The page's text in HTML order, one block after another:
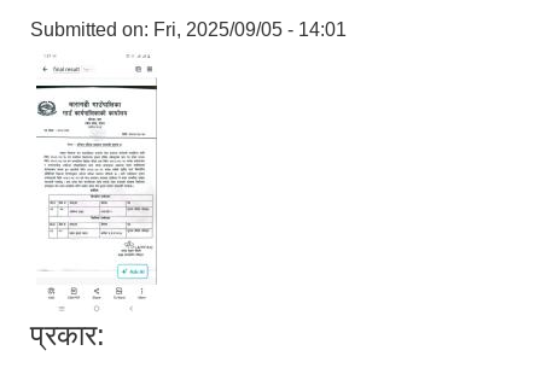
Submitted on: Fri, 2025/09/05 - 14:01
प्रकार: